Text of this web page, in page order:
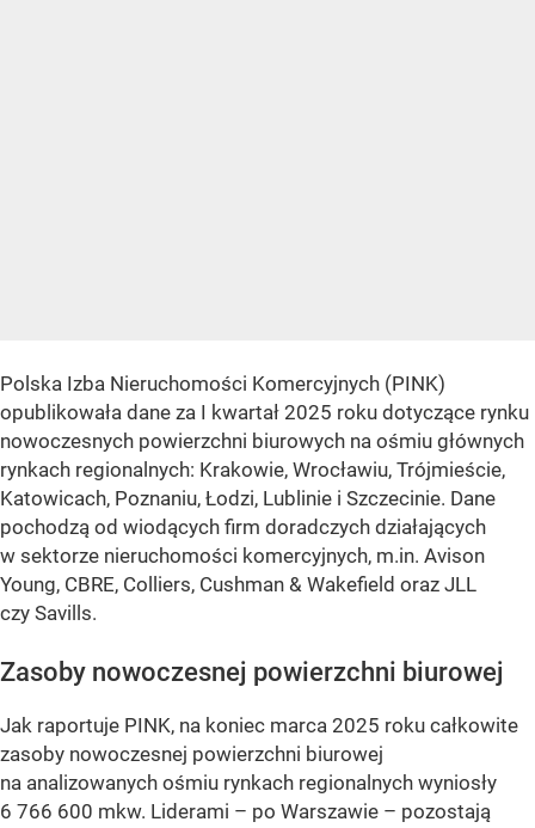
Polska Izba Nieruchomości Komercyjnych (PINK)
opublikowała dane za I kwartał 2025 roku dotyczące rynku
nowoczesnych powierzchni biurowych na ośmiu głównych
rynkach regionalnych: Krakowie, Wrocławiu, Trójmieście,
Katowicach, Poznaniu, Łodzi, Lublinie i Szczecinie. Dane
pochodzą od wiodących firm doradczych działających
w sektorze nieruchomości komercyjnych, m.in. Avison
Young, CBRE, Colliers, Cushman & Wakefield oraz JLL
czy Savills.
Zasoby nowoczesnej powierzchni biurowej
Jak raportuje PINK, na koniec marca 2025 roku całkowite
zasoby nowoczesnej powierzchni biurowej
na analizowanych ośmiu rynkach regionalnych wyniosły
6 766 600 mkw. Liderami – po Warszawie – pozostają